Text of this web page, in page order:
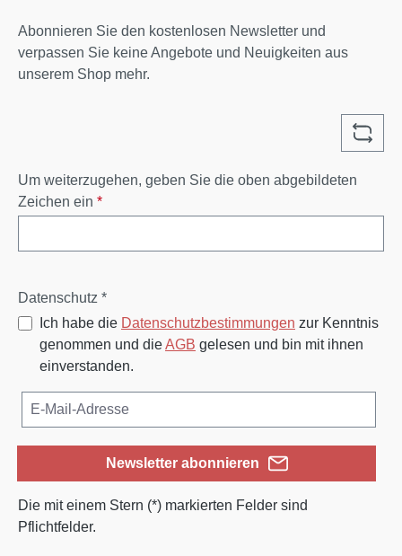
Abonnieren Sie den kostenlosen Newsletter und
verpassen Sie keine Angebote und Neuigkeiten aus
unserem Shop mehr.
Um weiterzugehen, geben Sie die oben abgebildeten
Zeichen ein *
Datenschutz *
Ich habe die Datenschutzbestimmungen zur Kenntnis
genommen und dieAGB gelesen und bin mit ihnen
einverstanden.
Newsletter abonnieren
Die mit einem Stern (*) markierten Felder sind
Pflichtfelder.